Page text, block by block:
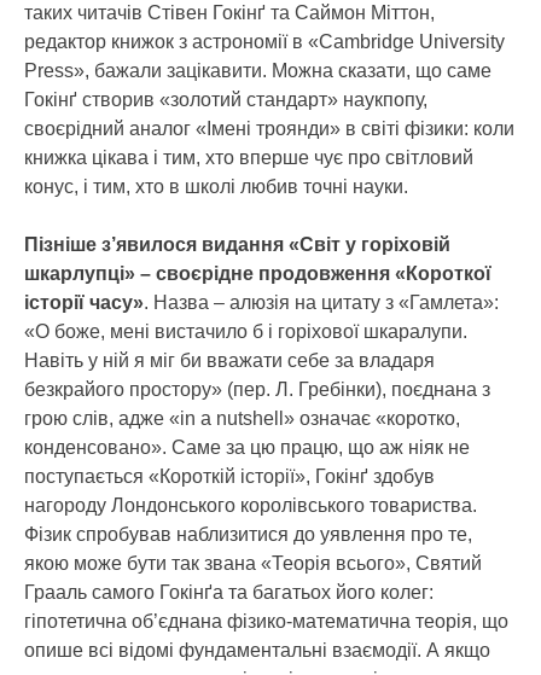
таких читачів Стівен Гокінґ та Саймон Міттон,
редактор книжок з астрономії в «Cambridge University
Press», бажали зацікавити. Можна сказати, що саме
Гокінґ створив «золотий стандарт» наукпопу,
своєрідний аналог «Імені троянди» в світі фізики: коли
книжка цікава і тим, хто вперше чує про світловий
конус, і тим, хто в школі любив точні науки.
Пізніше з’явилося видання «Світ у горіховій
шкарлупці» – своєрідне продовження «Короткої
історії часу». Назва – алюзія на цитату з «Гамлета»:
«О боже, мені вистачило б і горіхової шкаралупи.
Навіть у ній я міг би вважати себе за владаря
безкрайого простору» (пер. Л. Гребінки), поєднана з
грою слів, адже «in a nutshell» означає «коротко,
конденсовано». Саме за цю працю, що аж ніяк не
поступається «Короткій історії», Гокінґ здобув
нагороду Лондонського королівського товариства.
Фізик спробував наблизитися до уявлення про те,
якою може бути так звана «Теорія всього», Святий
Грааль самого Гокінґа та багатьох його колег:
гіпотетична об’єднана фізико-математична теорія, що
опише всі відомі фундаментальні взаємодії. А якщо